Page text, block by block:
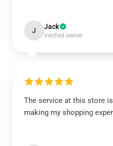
J Jack
Verified owner
The service at this store
making my shopping